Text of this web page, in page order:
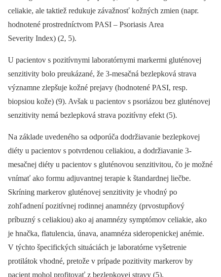
celiakie, ale taktiež redukuje závažnosť kožných zmien (napr.
hodnotené prostredníctvom PASI –⁠ Psoriasis Area
Severity Index) (2, 5).
U pacientov s pozitívnymi laboratórnymi markermi gluténovej
senzitivity bolo preukázané, že 3-mesačná bezlepková strava
významne zlepšuje kožné prejavy (hodnotené PASI, resp.
biopsiou kože) (9). Avšak u pacientov s psoriázou bez gluténovej
senzitivity nemá bezlepková strava pozitívny efekt (5).
Na základe uvedeného sa odporúča dodržiavanie bezlepkovej
diéty u pacientov s potvrdenou celiakiou, a dodržiavanie 3-
mesačnej diéty u pacientov s gluténovou senzitivitou, čo je možné
vnímať ako formu adjuvantnej terapie k štandardnej liečbe.
Skríning markerov gluténovej senzitivity je vhodný po
zohľadnení pozitívnej rodinnej anamnézy (prvostupňový
príbuzný s celiakiou) ako aj anamnézy symptómov celiakie, ako
je hnačka, flatulencia, únava, anamnéza sideropenickej anémie.
V týchto špecifických situáciách je laboratórne vyšetrenie
protilátok vhodné, pretože v prípade pozitivity markerov by
pacient mohol profitovať z bezlepkovej stravy (5).